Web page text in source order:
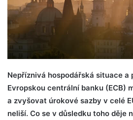
Nepříznivá hospodářská situace
Evropskou centrální banku (ECB)
a zvyšovat úrokové sazby v celé
neliší. Co se v důsledku toho děje